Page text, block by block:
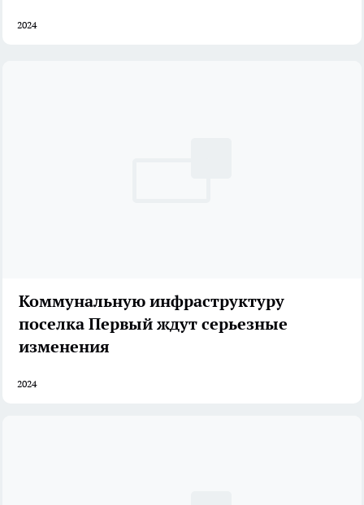
2024
Коммунальную инфраструктуру
поселка Первый ждут серьезные
изменения
2024